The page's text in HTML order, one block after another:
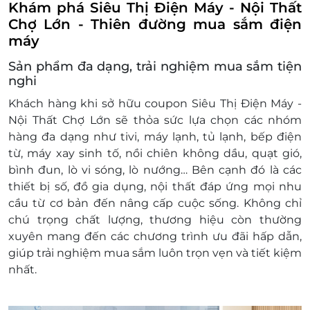
Số 832-834 đường Phan Châu Trinh, Phường Hương
Trà, Thành phố Đà Nẵng
116-118-120-122 Nguyễn Tri Phương, Phường Thanh
Khê, Thành phố Đà Nẵng
425-427 Hai Bà Trưng, Phường Hội An Đông, Thành
phố Đà Nẵng
Huế
100 Lê Lợi, Phường Thuận Hóa, Thành phố Huế
27 Trần Phú, Phường Thuận Hóa, Thành phố Huế
Cần Thơ
Số 217 Quốc Lộ 1A, Phường Sóc Trăng, Thành phố
Cần Thơ
Khu vực 2, Đường Võ Văn Kiệt, Phường Vị Tân, Thành
phố Cần Thơ
02 Trần Phú, Khóm An Thạnh A, Phường An Bình,
155-157-159-161, Đường 3/2, Phường Tân An, Thành
thành tiền.
Mỗi mã code chỉ sử dụng 1 lần và giảm giá
Khám phá Siêu Thị Điện Máy - Nội Thất
Chợ Lớn - Thiên đường mua sắm điện
máy
Sản phẩm đa dạng, trải nghiệm mua sắm tiện
nghi
Khách hàng khi sở hữu coupon Siêu Thị Điện Máy -
Nội Thất Chợ Lớn sẽ thỏa sức lựa chọn các nhóm
hàng đa dạng như tivi, máy lạnh, tủ lạnh, bếp điện
từ, máy xay sinh tố, nồi chiên không dầu, quạt gió,
bình đun, lò vi sóng, lò nướng… Bên cạnh đó là các
thiết bị số, đồ gia dụng, nội thất đáp ứng mọi nhu
cầu từ cơ bản đến nâng cấp cuộc sống. Không chỉ
chú trọng chất lượng, thương hiệu còn thường
xuyên mang đến các chương trình ưu đãi hấp dẫn,
giúp trải nghiệm mua sắm luôn trọn vẹn và tiết kiệm
nhất.